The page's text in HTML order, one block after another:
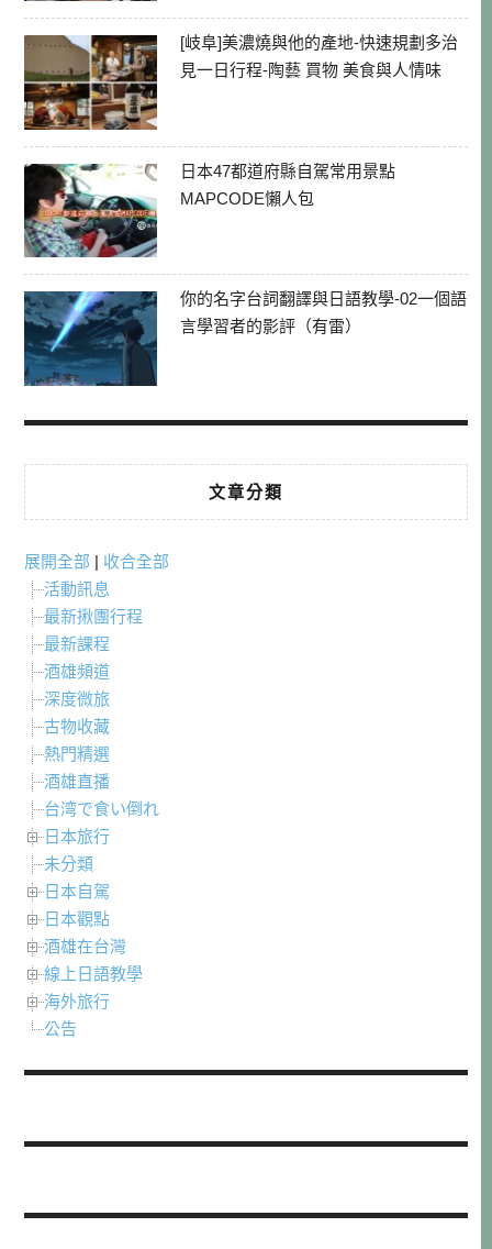
[岐阜]美濃燒與他的產地-快速規劃多治
見一日行程-陶藝 買物 美食與人情味
日本47都道府縣自駕常用景點
MAPCODE懶人包
你的名字台詞翻譯與日語教學-02一個語
言學習者的影評（有雷）
文章分類
展開全部 | 收合全部
活動訊息
最新揪團行程
最新課程
酒雄頻道
深度微旅
古物收藏
熱門精選
酒雄直播
台湾で食い倒れ
日本旅行
未分類
日本自駕
日本觀點
酒雄在台灣
線上日語教學
海外旅行
公告